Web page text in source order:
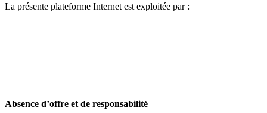
La présente plateforme Internet est exploitée par :
Absence d’offre et de responsabilité